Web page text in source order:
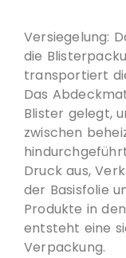
Versiegelung:
die
transportiert
Das
Blister gelegt,
zwischen
Druck aus,
der Basisfolie
Produkte in
entsteht eine
Verpackung.